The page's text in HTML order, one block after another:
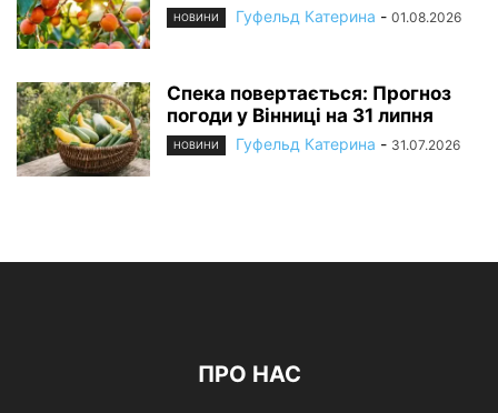
НОВИНИ Гуфельд Катерина - 01.08.2026
Спека повертається: Прогноз
погоди у Вінниці на 31 липня
НОВИНИ Гуфельд Катерина - 31.07.2026
ПРО НАС